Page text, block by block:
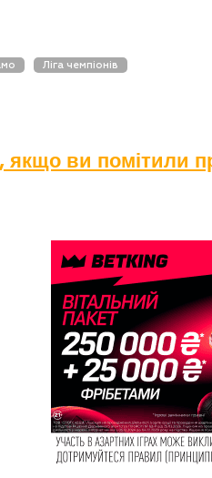
Ліга чемпіонів
якщо ви помітили